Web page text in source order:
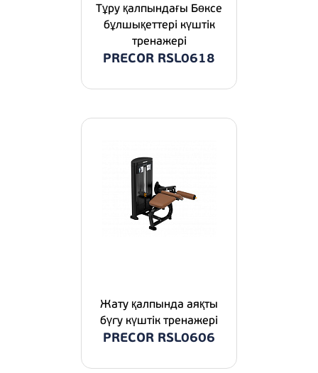
Тұру қалпындағы Бөксе
бұлшықеттері күштік
тренажері
PRECOR RSL0618
Жату қалпында аяқты
бүгу күштік тренажері
PRECOR RSL0606